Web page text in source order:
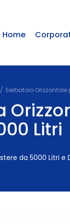
Home
Serbatoio Orizzontale
Litri
da 5000 Litri e